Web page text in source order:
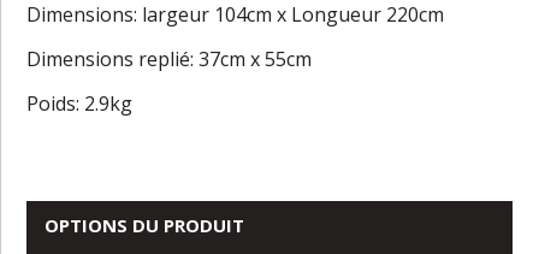
Dimensions: largeur 104cm x Longueur 220cm
Dimensions replié: 37cm x 55cm
Poids: 2.9kg
OPTIONS DU PRODUIT